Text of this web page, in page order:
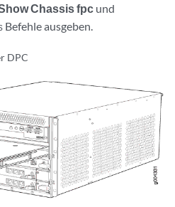
Chassis fpc und
Befehle ausgeben.
DPC